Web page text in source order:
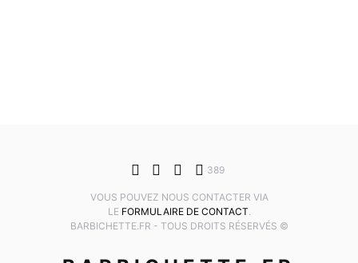
389
VOUS POUVEZ NOUS CONTACTER VIA
LE FORMULAIRE DE CONTACT.
BARBICHETTE.FR - TOUS DROITS RÉSERVÉS ©